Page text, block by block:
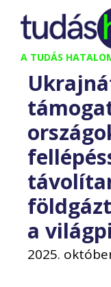
Kilépés
tartalomba
A TUDÁS
a
2025.